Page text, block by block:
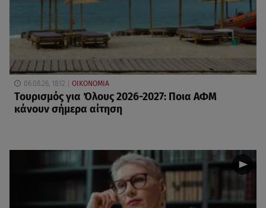
06.08.26, 18:12 ΟΙΚΟΝΟΜΙΑ
Τουρισμός για Όλους 2026-2027: Ποια ΑΦΜ
κάνουν σήμερα αίτηση